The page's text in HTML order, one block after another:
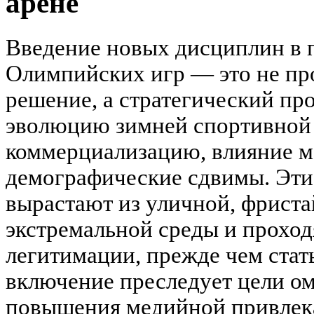
Введение новых дисциплин в
Олимпийских игр — это не
решение, а стратегический
эволюцию зимней спортивной
коммерциализацию, влияние
демографические сдвимы.
вырастают из уличной,
экстремальной среды и
легитимации, прежде чем
включение преследует цели
повышения медийной